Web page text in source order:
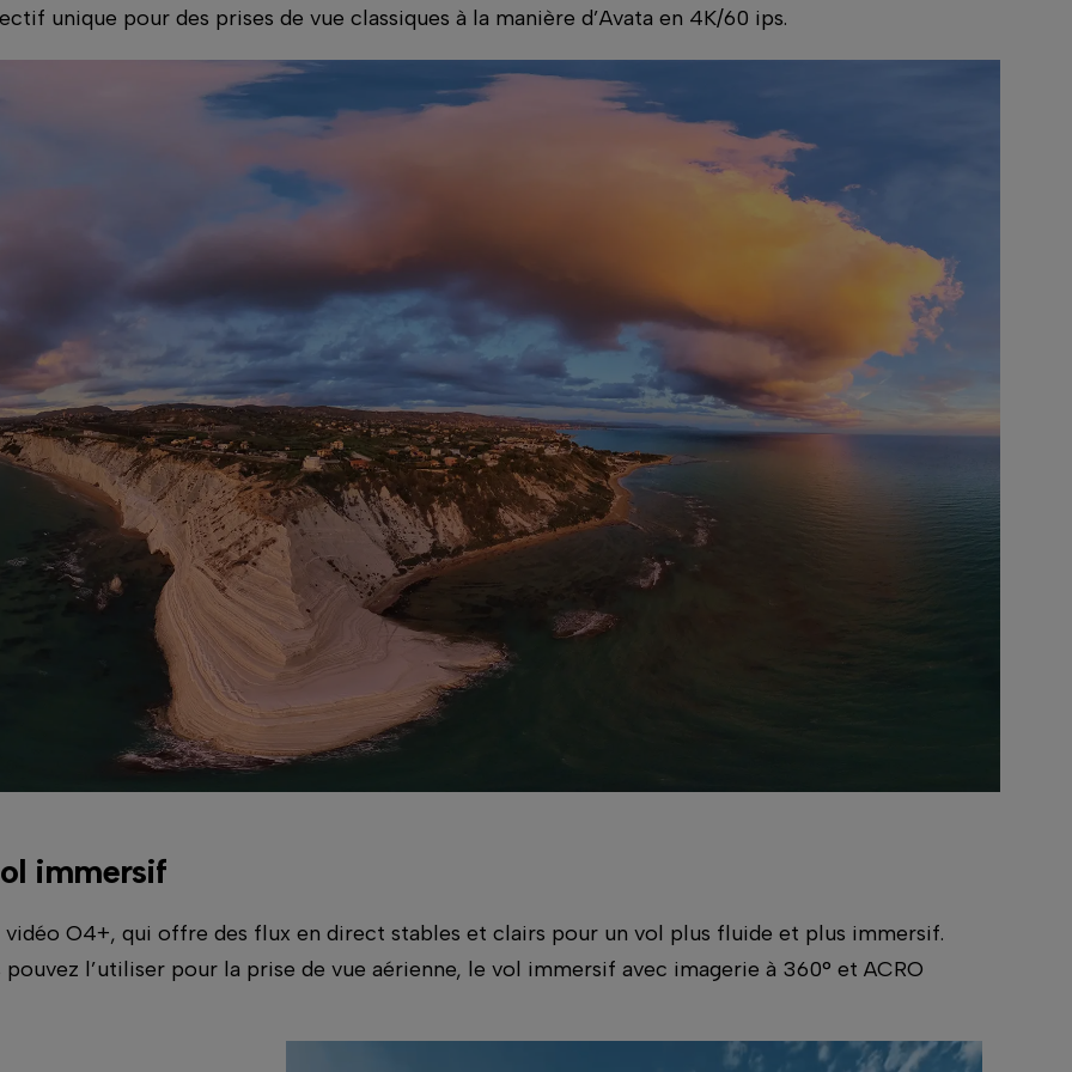
unique pour des prises de vue classiques à la manière d’Avata en 4K/60 ips.
immersif
O4+, qui offre des flux en direct stables et clairs pour un vol plus fluide et plus immersif.
l’utiliser pour la prise de vue aérienne, le vol immersif avec imagerie à 360° et ACRO